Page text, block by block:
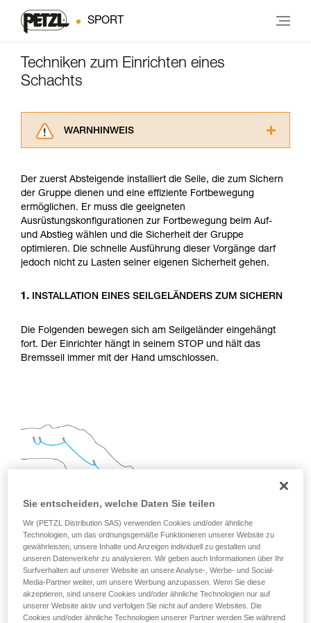
SPORT
Techniken zum Einrichten eines
Schachts
WARNHINWEIS
aufmerksam durch, bevor Sie diesen zu Rate
ziehen. Um diese Zusatzinformationen
verstehen zu können, müssen Sie zuerst die in
der Gebrauchsanweisung enthaltenen
Informationen richtig verstanden haben.
Die Beherrschung dieser Techniken setzt eine
entsprechende Ausbildung und ein spezielles
einem Profi, ob Sie in der Lage sind, den
Sie ihn eigenständig durchführen.
Wir geben Beispiele für die mit Ihrer Aktivität
verbundenen Techniken. Möglicherweise gibt es
Der zuerst Absteigende installiert die Seile, die zum Sichern
der Gruppe dienen und eine effiziente Fortbewegung
ermöglichen. Er muss die geeigneten
Ausrüstungskonfigurationen zur Fortbewegung beim Auf-
und Abstieg wählen und die Sicherheit der Gruppe
optimieren. Die schnelle Ausführung dieser Vorgänge darf
jedoch nicht zu Lasten seiner eigenen Sicherheit gehen.
1. INSTALLATION EINES SEILGELÄNDERS ZUM SICHERN
Die Folgenden bewegen sich am Seilgeländer eingehängt
fort. Der Einrichter hängt in seinem STOP und hält das
Bremsseil immer mit der Hand umschlossen.
2.INSTALLATION EINES SEILGELÄNDERS ZUR
Sie entscheiden, welche Daten Sie teilen
Wir (PETZL Distribution SAS) verwenden Cookies und/oder ähnliche
Technologien, um das ordnungsgemäße Funktionieren unserer Website zu
gewährleisten, unsere Inhalte und Anzeigen individuell zu gestalten und
unseren Datenverkehr zu analysieren. Wir geben auch Informationen über Ihr
Surfverhalten auf unserer Website an unsere Analyse-, Werbe- und Social-
Media-Partner weiter, um unsere Werbung anzupassen. Wenn Sie diese
akzeptieren, sind unsere Cookies und/oder ähnliche Technologien nur auf
unserer Website aktiv und verfolgen Sie nicht auf andere Websites. Die
Cookies und/oder ähnliche Technologien unserer Partner werden Sie während